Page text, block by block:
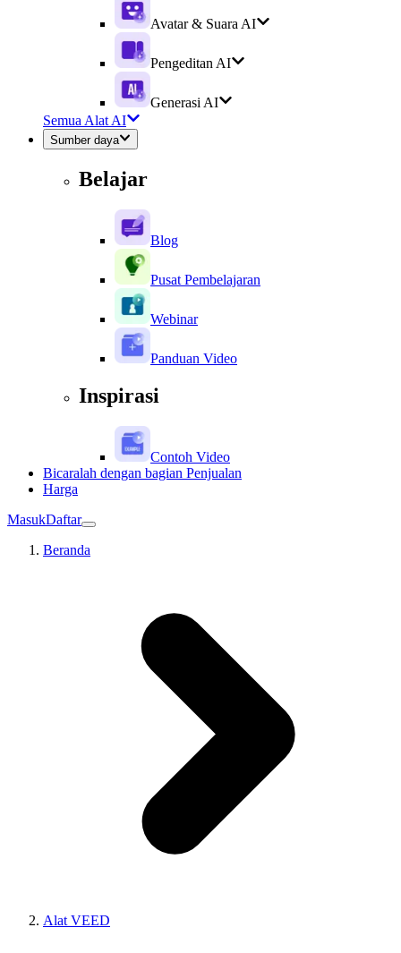
Avatar & Suara AI
Pengeditan AI
Generasi AI
Semua Alat AI
Sumber daya
Belajar
Blog
Pusat Pembelajaran
Webinar
Panduan Video
Inspirasi
Contoh Video
Bicaralah dengan bagian Penjualan
Harga
MasukDaftar
Beranda
Alat VEED